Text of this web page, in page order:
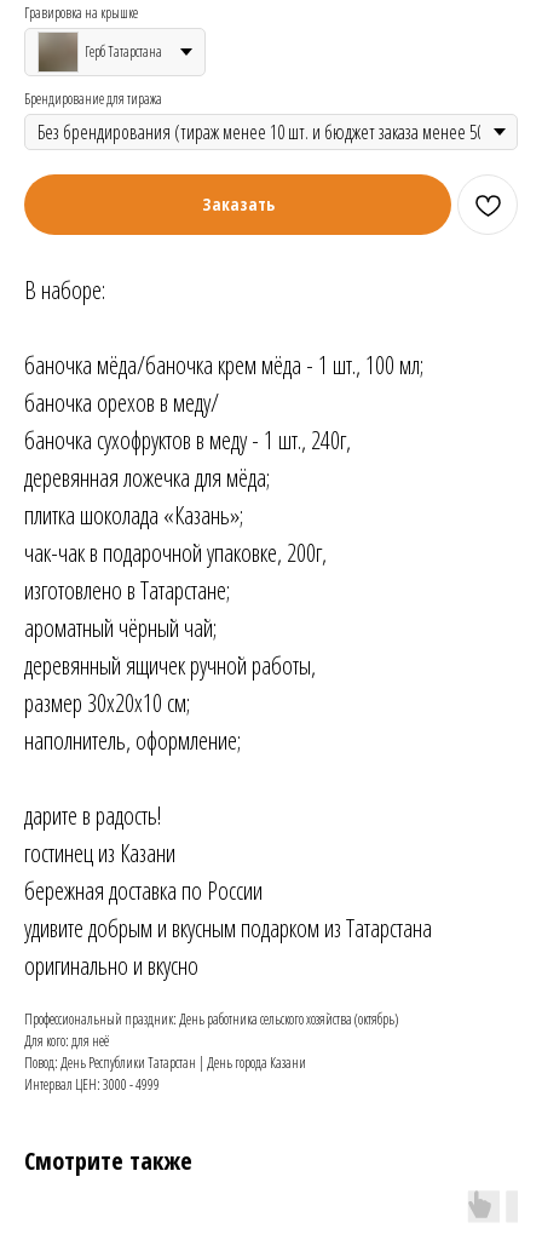
Гравировка на крышке
Герб Татарстана
Брендирование для тиража
Заказать
В наборе:
баночка мёда/баночка крем мёда - 1 шт., 100 мл;
баночка орехов в меду/
баночка сухофруктов в меду - 1 шт., 240г,
деревянная ложечка для мёда;
плитка шоколада «Казань»;
чак-чак в подарочной упаковке, 200г,
изготовлено в Татарстане;
ароматный чёрный чай;
деревянный ящичек ручной работы,
размер 30х20х10 см;
наполнитель, оформление;
дарите в радость!
гостинец из Казани
бережная доставка по России
удивите добрым и вкусным подарком из Татарстана
оригинально и вкусно
Профессиональный праздник: День работника сельского хозяйства (октябрь)
Для кого: для неё
Повод: День Республики Татарстан | День города Казани
Интервал ЦЕН: 3000 - 4999
Смотрите также